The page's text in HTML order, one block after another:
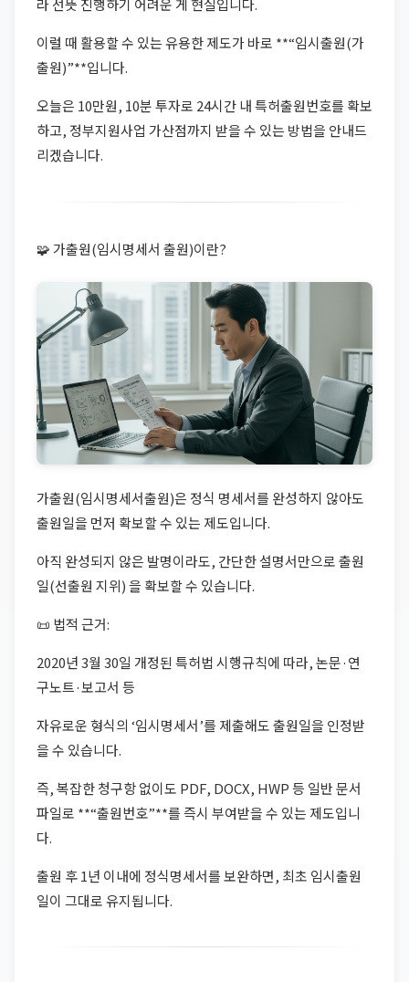
라 선뜻 진행하기 어려운 게 현실입니다.
이럴 때 활용할 수 있는 유용한 제도가 바로 **“임시출원(가
출원)”**입니다.
오늘은 10만원, 10분 투자로 24시간 내 특허출원번호를 확보
하고, 정부지원사업 가산점까지 받을 수 있는 방법을 안내드
리겠습니다.
🧩 가출원(임시명세서 출원)이란?
가출원(임시명세서출원)은 정식 명세서를 완성하지 않아도
출원일을 먼저 확보할 수 있는 제도입니다.
아직 완성되지 않은 발명이라도, 간단한 설명서만으로 출원
일(선출원 지위) 을 확보할 수 있습니다.
📜 법적 근거:
2020년 3월 30일 개정된 특허법 시행규칙에 따라, 논문·연
구노트·보고서 등
자유로운 형식의 ‘임시명세서’를 제출해도 출원일을 인정받
을 수 있습니다.
즉, 복잡한 청구항 없이도 PDF, DOCX, HWP 등 일반 문서
파일로 **“출원번호”**를 즉시 부여받을 수 있는 제도입니
다.
출원 후 1년 이내에 정식명세서를 보완하면, 최초 임시출원
일이 그대로 유지됩니다.